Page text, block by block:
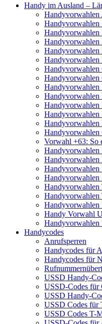
Handy im Ausland –
Handyvorwahlen
Handyvorwahlen
Handyvorwahlen
Handyvorwahlen
Handyvorwahlen
Handyvorwahlen
Handyvorwahlen
Handyvorwahlen
Handyvorwahlen
Handyvorwahlen
Handyvorwahlen
Handyvorwahlen
Handyvorwahlen
Vorwahl +63: So
Handyvorwahlen
Handyvorwahlen
Handyvorwahlen
Handyvorwahlen
Handyvorwahlen
Handyvorwahlen
Handyvorwahlen
Handy Vorwahl
Handyvorwahlen
Handycodes
Anrufsperren
Handycodes für
Handycodes für
USSD Handy-
USSD-Codes für
USSD Handy-
USSD Codes für
USSD Codes T-